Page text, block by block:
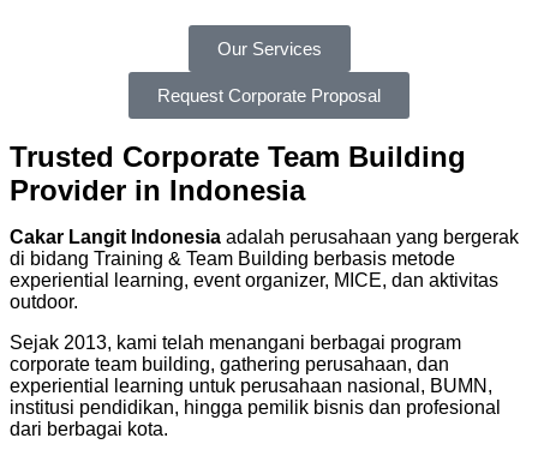
Our Services
Request Corporate Proposal
Trusted Corporate Team Building
Provider in Indonesia
Cakar Langit Indonesia adalah perusahaan yang bergerak
di bidang Training & Team Building berbasis metode
experiential learning, event organizer, MICE, dan aktivitas
outdoor.
Sejak 2013, kami telah menangani berbagai program
corporate team building, gathering perusahaan, dan
experiential learning untuk perusahaan nasional, BUMN,
institusi pendidikan, hingga pemilik bisnis dan profesional
dari berbagai kota.